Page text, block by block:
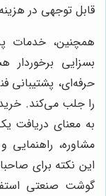
قابل توجهی در
همچنین، خدمات
بسزایی برخوردار
حرفه‌ای، پشتیبانی
را جلب می‌کند.
به معنای دریافت
مشاوره،
این نکته برای
گوشت صنعتی